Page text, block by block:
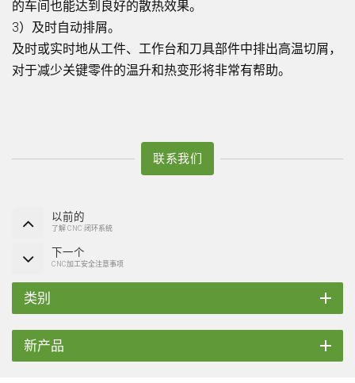
的车间也能达到良好的散热效果。
3）及时自动排屑。
及时或实时地从工件、工作台和刀具部件中排出高温切屑，
对于减少关键零件的温升和热变形将非常有帮助。
联系我们
以前的
了解 CNC 闭环系统
下一个
CNC加工安全注意事项
类别
新产品